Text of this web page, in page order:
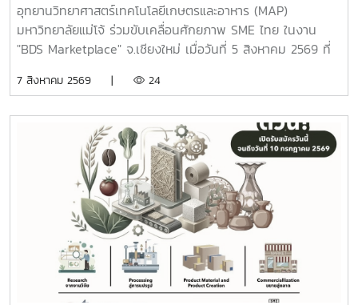
อุทยานวิทยาศาสตร์เทคโนโลยีเกษตรและอาหาร (MAP)
มหาวิทยาลัยแม่โจ้ ร่วมขับเคลื่อนศักยภาพ SME ไทย ในงาน
"BDS Marketplace" จ.เชียงใหม่ เมื่อวันที่ 5 สิงหาคม 2569 ที่
วิทยาศาสตร์เทคโนโลยีเกษตรและอาหาร มหาวิทยาลัยแม่โจ้
ทางธุรกิจ ในกิจกรรม "BDS MARKETPLACE : ตลาดนัดบริการ
ทางธุรกิจเพื่อ SME" จังหวัดเชียงใหม่ ซึ่งจัดขึ้นภายใต้โครงการ
ส่งเสริมผู้ประกอบการผ่านระบบ BDS โดยสำนักงานส่งเสริม
วิสาหกิจขนาดกลางและขนาดย่อม (สสว.) ภายในงาน ทางทีมงาน
ได้มีโอกาสร่วมขึ้นเวทีแนะนำหน่วยงานในฐานะผู้ให้บริการทาง
ธุรกิจ (DBDSP) เพื่อประชาสัมพันธ์บริการของอุทยานฯ และใน
ช่วงบ่ายได้เปิดโต๊ะให้คำปรึกษาอย่างใกล้ชิดในกิจกรรม BDS
Clinic เพื่อช่วยผู้ประกอบการ SME ในการเตรียมตัวและยื่นข้อ
เสนอขอรับการอุดหนุนการพัฒนาธุรกิจ เรามุ่งมั่นที่จะเป็นฟัน
เฟืองสำคัญในการสนับสนุนและให้บริการบนระบบ BDS เพื่อยก
7 สิงหาคม 2569 | 24